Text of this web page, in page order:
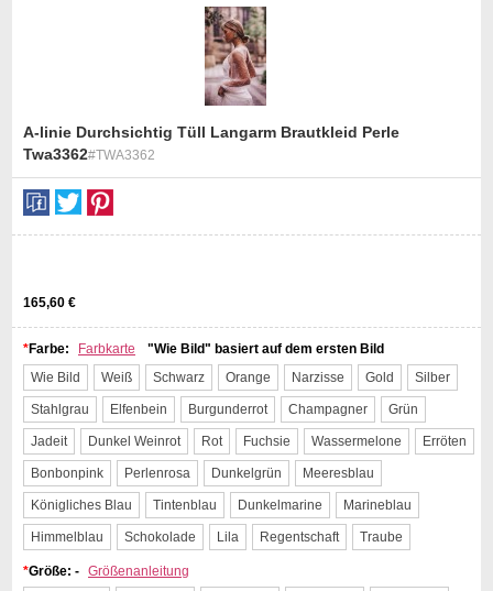
A-linie Durchsichtig Tüll Langarm Brautkleid Perle
Twa3362#TWA3362
165,60 €
*Farbe: Farbkarte
"Wie Bild" basiert auf dem ersten Bild
Wie Bild
Weiß Schwarz Orange Narzisse Gold Silber
Stahlgrau Elfenbein Burgunderrot Champagner Grün
Jadeit Dunkel Weinrot Rot Fuchsie Wassermelone Erröten
Bonbonpink Perlenrosa Dunkelgrün Meeresblau
Königliches Blau Tintenblau Dunkelmarine Marineblau
Himmelblau Schokolade Lila Regentschaft Traube
*Größe: - Größenanleitung